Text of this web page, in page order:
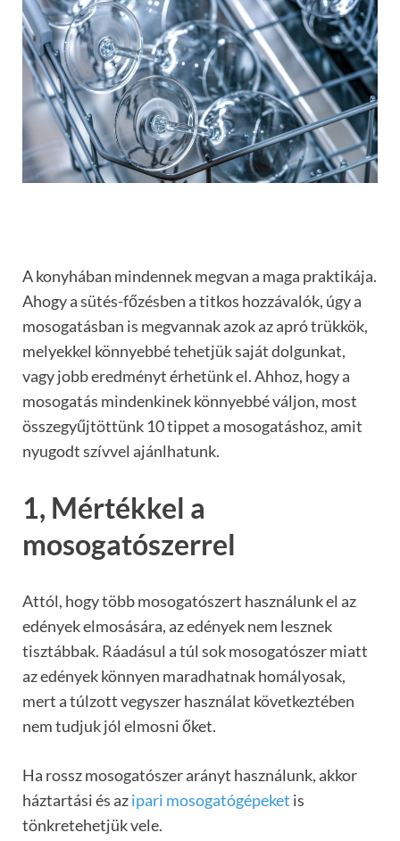
A konyhában mindennek megvan a maga praktikája.
Ahogy a sütés-főzésben a titkos hozzávalók, úgy a
mosogatásban is megvannak azok az apró trükkök,
melyekkel könnyebbé tehetjük saját dolgunkat,
vagy jobb eredményt érhetünk el. Ahhoz, hogy a
mosogatás mindenkinek könnyebbé váljon, most
összegyűjtöttünk 10 tippet a mosogatáshoz, amit
nyugodt szívvel ajánlhatunk.
1, Mértékkel a
mosogatószerrel
Attól, hogy több mosogatószert használunk el az
edények elmosására, az edények nem lesznek
tisztábbak. Ráadásul a túl sok mosogatószer miatt
az edények könnyen maradhatnak homályosak,
mert a túlzott vegyszer használat következtében
nem tudjuk jól elmosni őket.
Ha rossz mosogatószer arányt használunk, akkor
háztartási és azipari mosogatógépeket is
tönkretehetjük vele.